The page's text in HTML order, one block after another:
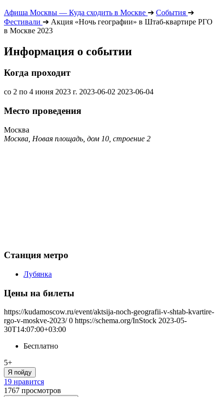
Афиша Москвы — Куда сходить в Москве ➔ События ➔
Фестивали ➔ Акция «Ночь географии» в Штаб-квартире РГО
в Москве 2023
Информация о событии
Когда проходит
со 2 по 4 июня 2023 г. 2023-06-02 2023-06-04
Место проведения
Москва
Москва, Новая площадь, дом 10, строение 2
Станция метро
Лубянка
Цены на билеты
https://kudamoscow.ru/event/aktsija-noch-geografii-v-shtab-kvartire-
rgo-v-moskve-2023/ 0 https://schema.org/InStock 2023-05-
30T14:07:00+03:00
Бесплатно
5+
Я пойду
19 нравится
1767 просмотров